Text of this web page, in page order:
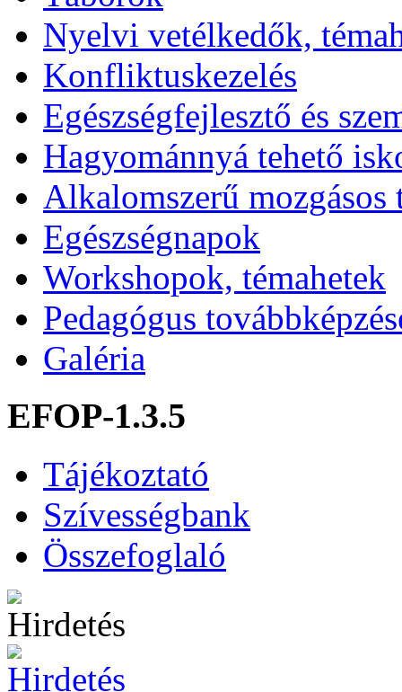
Nyelvi vetélkedők,
Konfliktuskezelés
Egészségfejlesztő és
Hagyománnyá tehető
Alkalomszerű mozgásos
Egészségnapok
Workshopok, témahetek
Pedagógus
Galéria
EFOP-1.3.5
Tájékoztató
Szívességbank
Összefoglaló